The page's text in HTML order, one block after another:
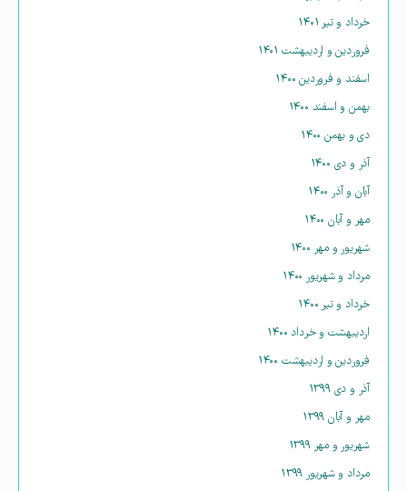
خرداد و تیر ۱۴۰۱
فروردین و اردیبهشت ۱۴۰۱
اسفند و فروردین ۱۴۰۰
بهمن و اسفند ۱۴۰۰
دی و بهمن ۱۴۰۰
آذر و دی ۱۴۰۰
آبان و آذر ۱۴۰۰
مهر و آبان ۱۴۰۰
شهریور و مهر ۱۴۰۰
مرداد و شهریور ۱۴۰۰
خرداد و تیر ۱۴۰۰
اردیبهشت و خرداد ۱۴۰۰
فروردین و اردیبهشت ۱۴۰۰
آذر و دی ۱۳۹۹
مهر و آبان ۱۳۹۹
شهریور و مهر ۱۳۹۹
مرداد و شهریور ۱۳۹۹